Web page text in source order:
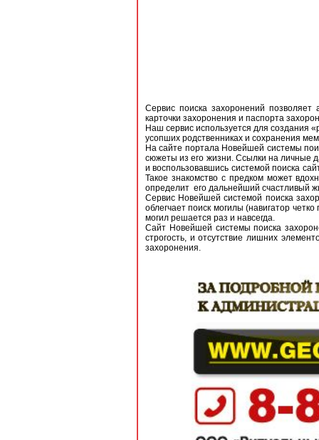
Сервис поиска захоронений
карточки захоронения и паспорта
Наш сервис используется для создания
усопших родственниках и сохранения
На сайте портала Новейшей системы
сюжеты из его жизни. Ссылки на личные
и воспользовавшись системой поиска
Такое знакомство с предком может
определит его дальнейший счастливый
Сервис Новейшей системой поиска
облегчает поиск могилы (навигатор
могил решается раз и навсегда.
Сайт Новейшей системы поиска
строгость, и отсутствие лишних
захоронения.